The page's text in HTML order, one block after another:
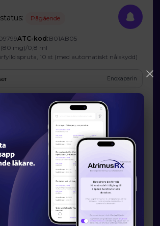
Pågående
ATC-kod:B01AB05
mg)/0,8 ml
spruta, 10 st (med automatiskt nålskydd)
Enoxaparin
Laboratorios Farmacéuticos ROVI S.A.
tillgänglighet
12
31
godkänt att Läkemedelsverket publicerar den